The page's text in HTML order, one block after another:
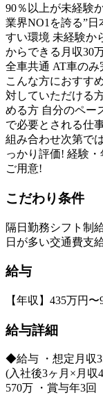
90％以上が未経験
業界NO1を誇る”
すい環境 未経験か
からできる月収30
全車共通 AT車の
こんな方におすす
対していただける
める方 自分のペー
で必要とされる仕
組み合わせ次第で
っかり評価! 経験
ご用意!
こだわり条件
隔日勤務シフト制
日が多い交通費支
給与
【年収】435万円
給与詳細
◆給与 ・想定月収
(入社後3ヶ月×月収
570万 ・賞与年3回